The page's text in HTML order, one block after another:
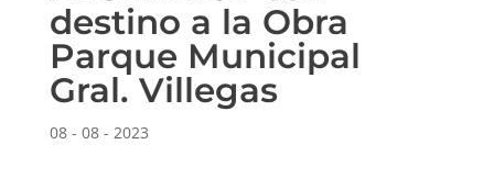
destino a la Obra
Parque Municipal
Gral. Villegas
08 - 08 - 2023